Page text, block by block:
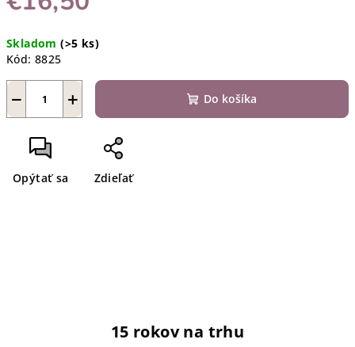
cena:
Skladom(>5 ks)
Kód: 8825
+
− Do košíka
Opýtať sa Zdieľať
15 rokov na trhu